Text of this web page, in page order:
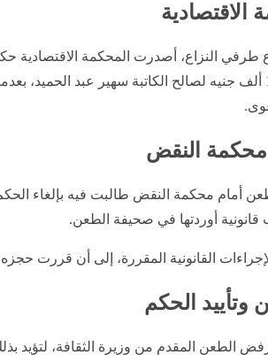
الاقتصادية
النزاع، أصدرت المحكمة الاقتصادية
وزيرة الثقافة بسداد تعويض مدني قدره 100 ألف جنيه لصالح الكاتبة سهير عبد
محكمة النقض
أمام محكمة النقض طالبت فيه بإلغاء
قانونية أوردتها في صحيفة الطعن.
القانونية المقررة، إلى أن قررت
الحكم
الطعن المقدم من وزيرة الثقافة، لتؤيد